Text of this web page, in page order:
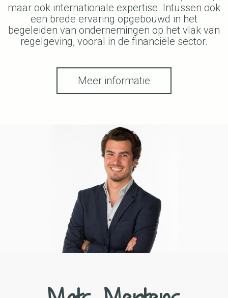
maar ook internationale expertise. Intussen ook
een brede ervaring opgebouwd in het
begeleiden van ondernemingen op het vlak van
regelgeving, vooral in de financiële sector.
Meer informatie